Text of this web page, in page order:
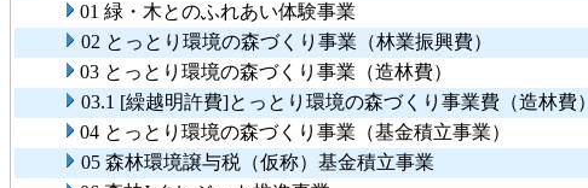
01 緑・木とのふれあい体験事業
02 とっとり環境の森づくり事業（林業振興費）
03 とっとり環境の森づくり事業（造林費）
03.1 [繰越明許費]とっとり環境の森づくり事業費（造林費）
04 とっとり環境の森づくり事業（基金積立事業）
05 森林環境譲与税（仮称）基金積立事業